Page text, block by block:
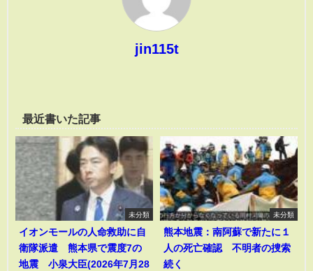
jin115t
最近書いた記事
未分類
イオンモールの人命救助に自
衛隊派遣 熊本県で震度7の
地震 小泉大臣(2026年7月28
未分類
熊本地震：南阿蘇で新たに１
人の死亡確認 不明者の捜索
続く